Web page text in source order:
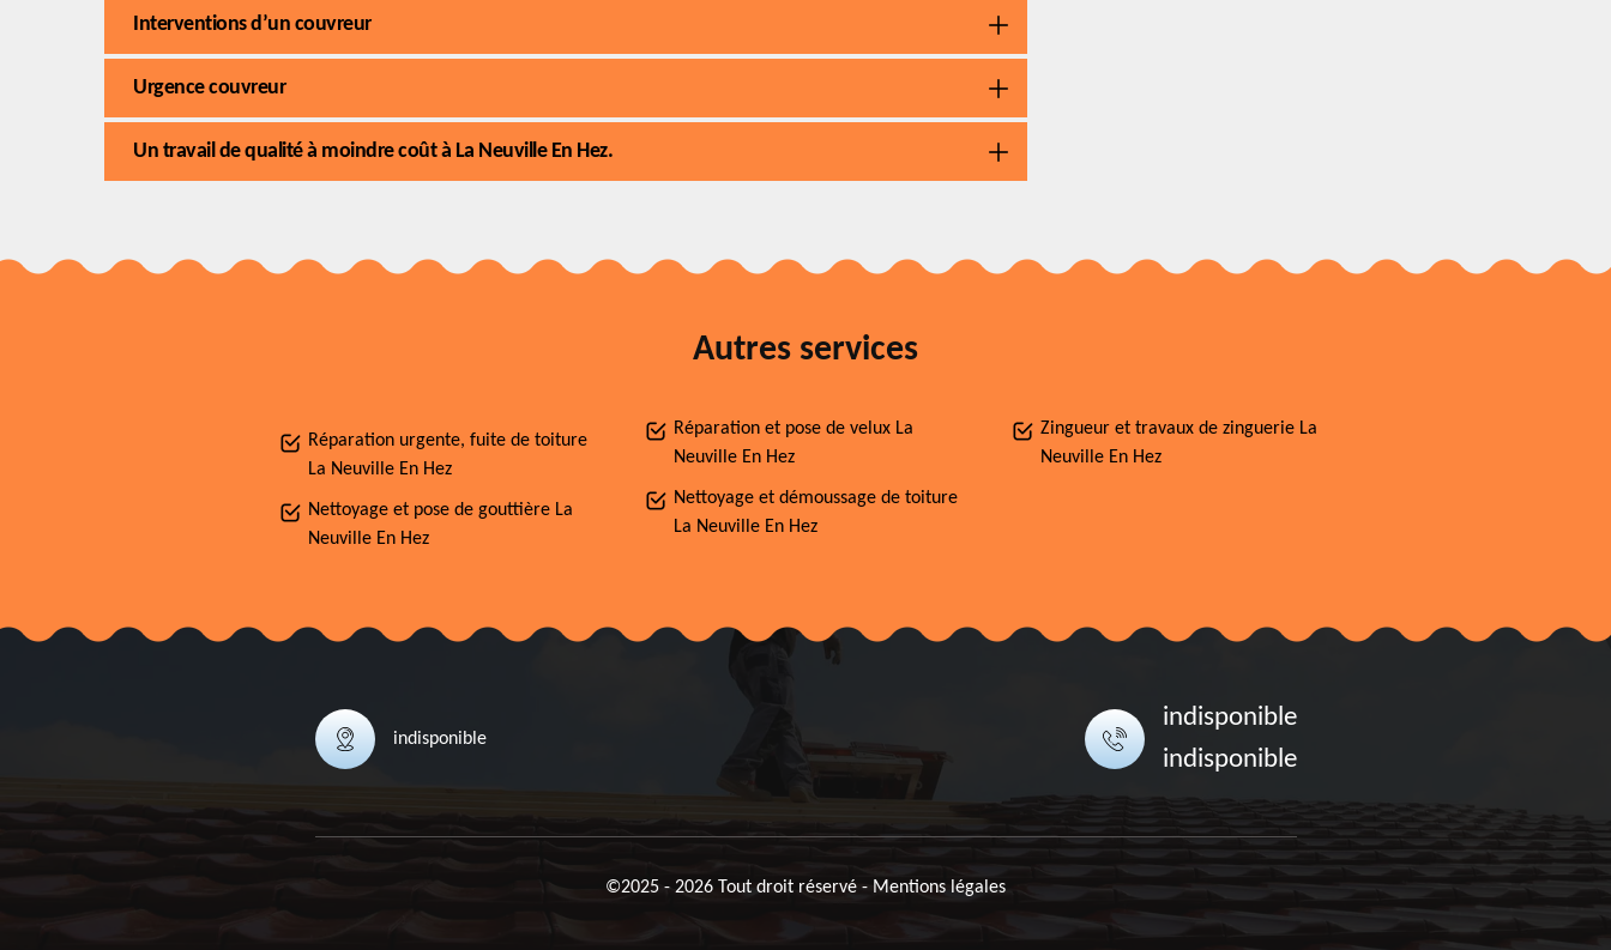
Interventions d’un couvreur
Urgence couvreur
Un travail de qualité à moindre coût à La Neuville En Hez.
Autres services
Réparation urgente, fuite de toiture
La Neuville En Hez
Nettoyage et pose de gouttière La
Neuville En Hez
Réparation et pose de velux La
Neuville En Hez
Nettoyage et démoussage de toiture
La Neuville En Hez
Zingueur et travaux de zinguerie La
Neuville En Hez
indisponible
indisponible
indisponible
©2025 - 2026 Tout droit réservé - Mentions légales